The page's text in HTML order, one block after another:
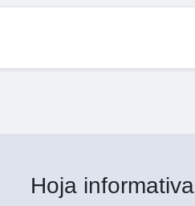
Hoja informativa